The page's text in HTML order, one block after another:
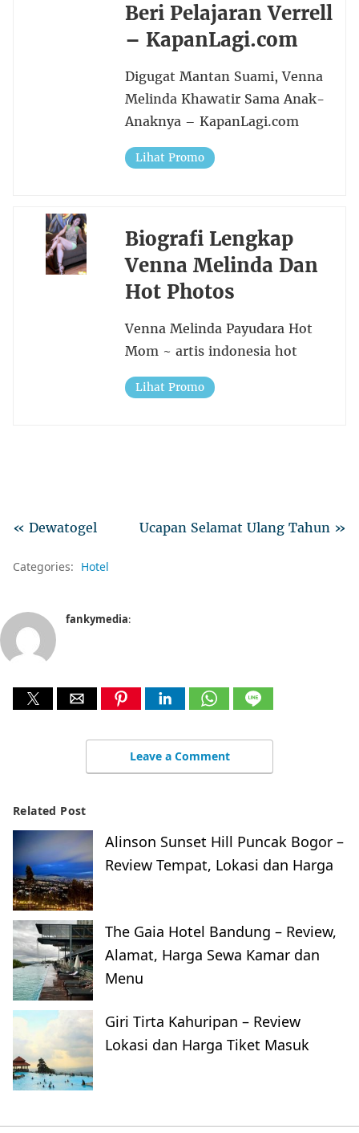
Beri Pelajaran Verrell
– KapanLagi.com
Digugat Mantan Suami, Venna
Melinda Khawatir Sama Anak-
Anaknya – KapanLagi.com
Lihat Promo
Biografi Lengkap
Venna Melinda Dan
Hot Photos
Venna Melinda Payudara Hot
Mom ~ artis indonesia hot
Lihat Promo
Ucapan Selamat Ulang Tahun »
« Dewatogel
Categories: Hotel
fankymedia:
Leave a Comment
Related Post
Alinson Sunset Hill Puncak Bogor –
Review Tempat, Lokasi dan Harga
The Gaia Hotel Bandung – Review,
Alamat, Harga Sewa Kamar dan
Menu
Giri Tirta Kahuripan – Review
Lokasi dan Harga Tiket Masuk